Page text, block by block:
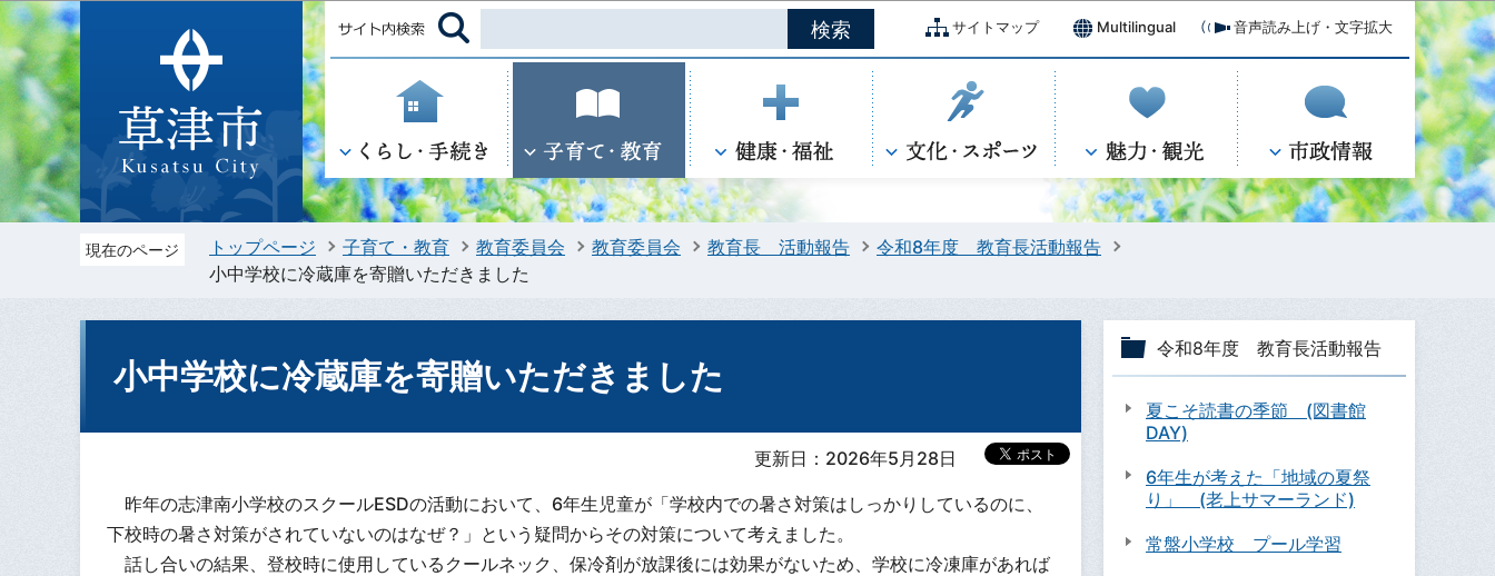
このページの本文へ移動
サイトマップ Multilingual 音声読み上げ・文字拡大
現在のページ トップページ 子育て・教育 教育委員会 教育委員会 教育長 活動報告
令和8年度 教育長活動報告
小中学校に冷蔵庫を寄贈いただきました
小中学校に冷蔵庫を寄贈いただきました
更新日：2026年5月28日
昨年の志津南小学校のスクールESDの活動において、6年生児童が「学校内での暑さ対策はしっかりしているのに、
下校時の暑さ対策がされていないのはなぜ？」という疑問からその対策について考えました。
話し合いの結果、登校時に使用しているクールネック、保冷剤が放課後には効果がないため、学校に冷凍庫があれば
令和8年度 教育長活動報告
夏こそ読書の季節 (図書館
DAY)
6年生が考えた「地域の夏祭
り」 (老上サマーランド)
常盤小学校 プール学習